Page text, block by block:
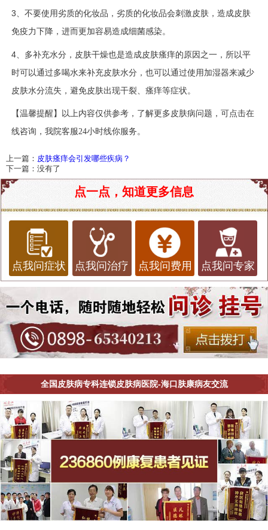
3、 不要使用劣质的化妆品，劣质的化妆品会刺激皮肤，造成皮肤
免疫力下降，进而更加容易造成细菌感染。
4、 多补充水分，皮肤干燥也是造成皮肤瘙痒的原因之一，所以平
时可以通过多喝水来补充皮肤水分，也可以通过使用加湿器来减少
皮肤水分流失，避免皮肤出现干裂、瘙痒等症状。
【温馨提醒】以上内容仅供参考，了解更多皮肤病问题，可点击在
线咨询，我院客服24小时线你服务。
上一篇： 皮肤瘙痒会引发哪些疾病？
下一篇：没有了
点一点，知道更多信息
点我问症状 点我问治疗 点我问费用 点我问专家
全国皮肤病专科连锁皮肤病医院-海口肤康病友交流